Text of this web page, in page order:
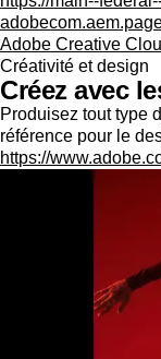
Adobe Creative
Créativité et design
Créez avec
Produisez tout type
référence pour le
https://